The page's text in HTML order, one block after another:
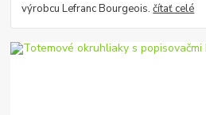
výrobcu Lefranc Bourgeois.čítať celé